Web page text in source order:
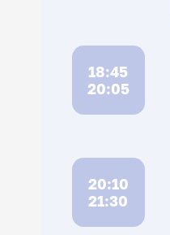
18:45
20:05
20:10
21:30